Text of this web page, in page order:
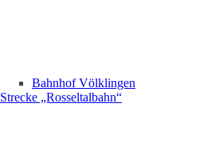
Bahnhof Völklingen
Strecke „Rosseltalbahn“